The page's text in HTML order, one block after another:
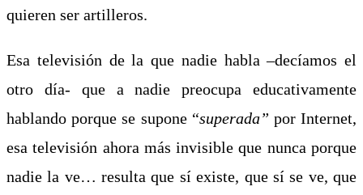
quieren ser artilleros.
Esa televisión de la que nadie habla –decíamos el
otro día- que a nadie preocupa educativamente
hablando porque se supone “superada” por Internet,
esa televisión ahora más invisible que nunca porque
nadie la ve… resulta que sí existe, que sí se ve, que